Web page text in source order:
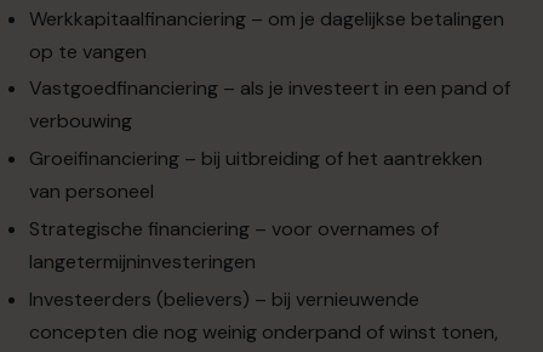
Werkkapitaalfinanciering – om je dagelijkse betalingen
op te vangen
Vastgoedfinanciering – als je investeert in een pand of
verbouwing
Groeifinanciering – bij uitbreiding of het aantrekken
van personeel
Strategische financiering – voor overnames of
langetermijninvesteringen
Investeerders (believers) – bij vernieuwende
concepten die nog weinig onderpand of winst tonen,